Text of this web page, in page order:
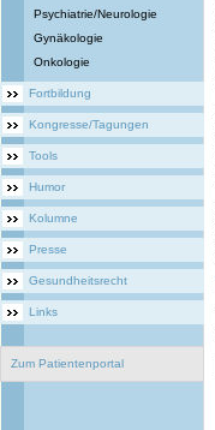
Psychiatrie/Neurologie
Gynäkologie
Onkologie
Fortbildung
Kongresse/Tagungen
Tools
Humor
Kolumne
Presse
Gesundheitsrecht
Links
Zum Patientenportal